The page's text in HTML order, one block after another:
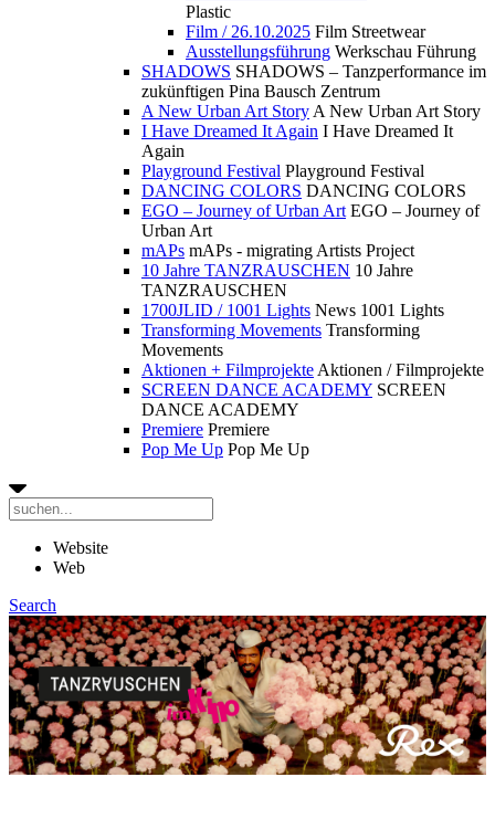
Plastic
Film / 26.10.2025 Film Streetwear
Ausstellungsführung Werkschau Führung
SHADOWS SHADOWS – Tanzperformance im
zukünftigen Pina Bausch Zentrum
A New Urban Art Story A New Urban Art Story
I Have Dreamed It Again I Have Dreamed It
Again
Playground Festival Playground Festival
DANCING COLORS DANCING COLORS
EGO – Journey of Urban Art EGO – Journey of
Urban Art
mAPs mAPs - migrating Artists Project
10 Jahre TANZRAUSCHEN 10 Jahre
TANZRAUSCHEN
1700JLID / 1001 Lights News 1001 Lights
Transforming Movements Transforming
Movements
Aktionen + Filmprojekte Aktionen / Filmprojekte
SCREEN DANCE ACADEMY SCREEN
DANCE ACADEMY
Premiere Premiere
Pop Me Up Pop Me Up
Website
Web
Search